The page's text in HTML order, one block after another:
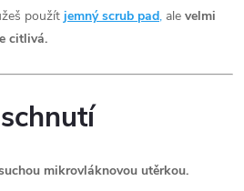
použít jemný scrub pad, ale velmi
citlivá.
mikrovláknovou utěrkou.